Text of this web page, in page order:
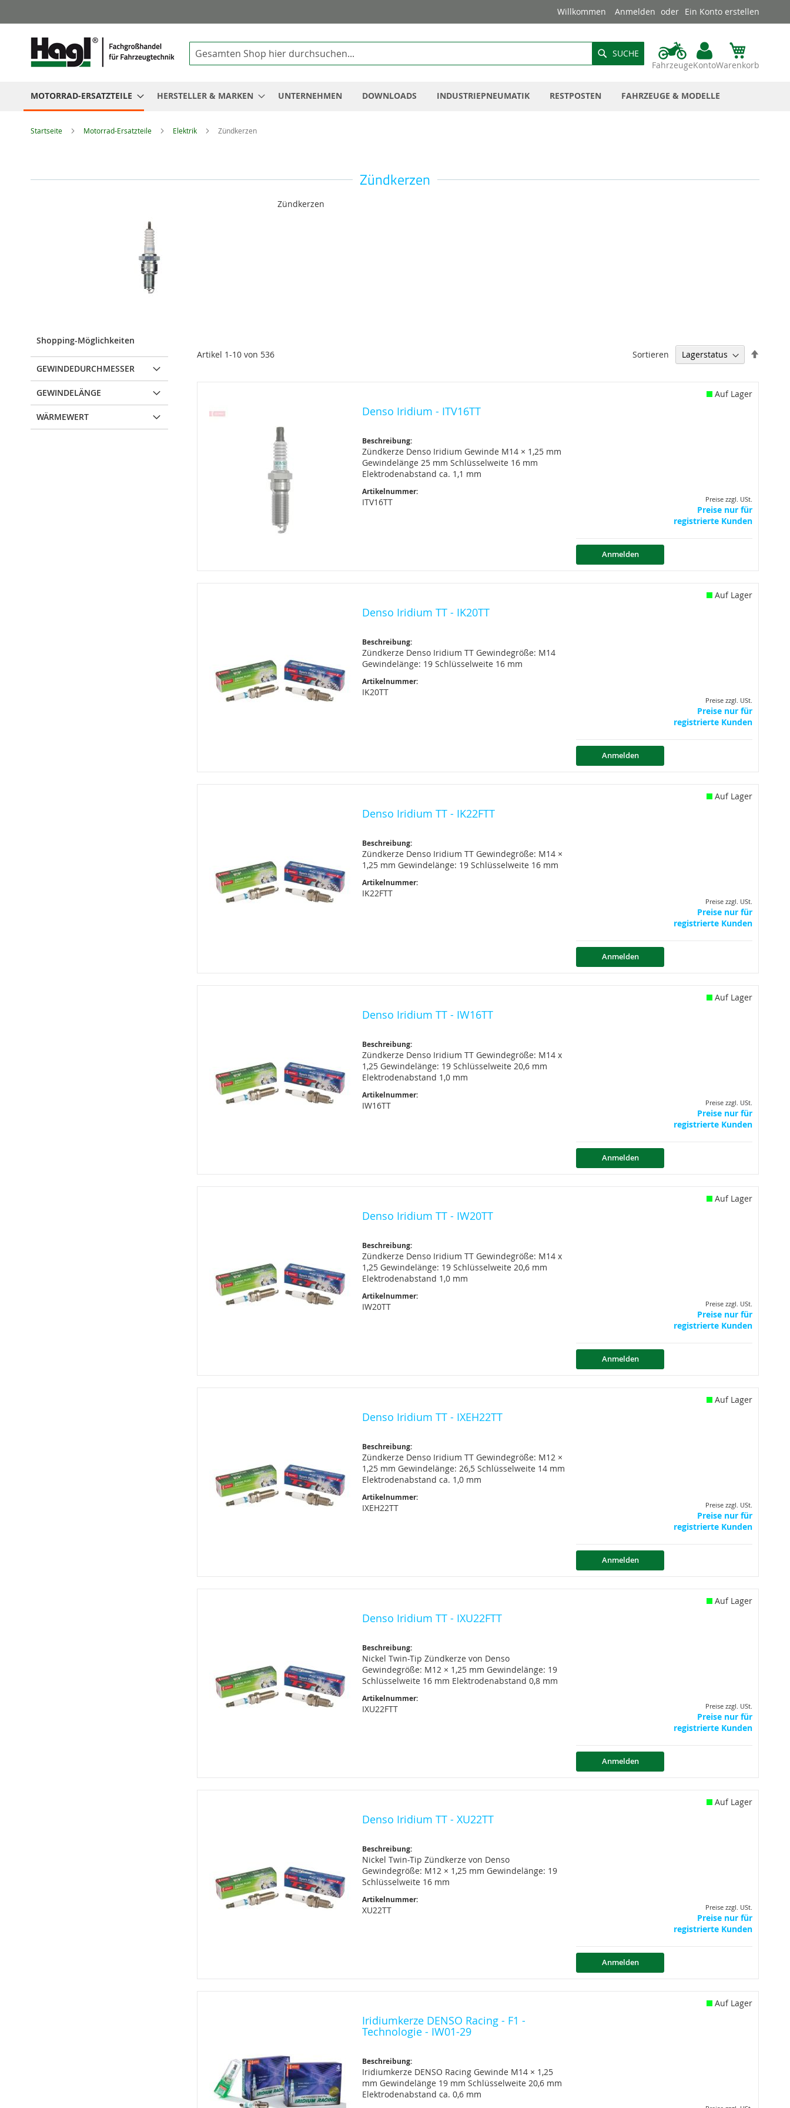
Inhalt
Willkommen Anmelden Ein Konto erstellen
FahrzeugeKontoWarenkorb
SUCHE
MOTORRAD-ERSATZTEILE HERSTELLER & MARKEN UNTERNEHMEN DOWNLOADS INDUSTRIEPNEUMATIK RESTPOSTEN FAHRZEUGE & MODELLE
Startseite Motorrad-Ersatzteile Elektrik Zündkerzen
Zündkerzen
Zündkerzen
Artikel 1-10 von 536 Sortieren
Denso Iridium - ITV16TT
Beschreibung:
Zündkerze Denso Iridium Gewinde M14 × 1,25 mm
Gewindelänge 25 mm Schlüsselweite 16 mm
Elektrodenabstand ca. 1,1 mm
Artikelnummer:
ITV16TT
Auf Lager
Preise zzgl. USt.
Preise nur für
registrierte Kunden
Anmelden
Denso Iridium TT - IK20TT
Beschreibung:
Zündkerze Denso Iridium TT Gewindegröße: M14
Gewindelänge: 19 Schlüsselweite 16 mm
Artikelnummer:
IK20TT
Auf Lager
Preise zzgl. USt.
Preise nur für
registrierte Kunden
Anmelden
Denso Iridium TT - IK22FTT
Beschreibung:
Zündkerze Denso Iridium TT Gewindegröße: M14 ×
1,25 mm Gewindelänge: 19 Schlüsselweite 16 mm
Artikelnummer:
IK22FTT
Auf Lager
Preise zzgl. USt.
Preise nur für
registrierte Kunden
Anmelden
Denso Iridium TT - IW16TT
Beschreibung:
Zündkerze Denso Iridium TT Gewindegröße: M14 x
1,25 Gewindelänge: 19 Schlüsselweite 20,6 mm
Elektrodenabstand 1,0 mm
Artikelnummer:
IW16TT
Auf Lager
Preise zzgl. USt.
Preise nur für
registrierte Kunden
Anmelden
Denso Iridium TT - IW20TT
Beschreibung:
Zündkerze Denso Iridium TT Gewindegröße: M14 x
1,25 Gewindelänge: 19 Schlüsselweite 20,6 mm
Elektrodenabstand 1,0 mm
Artikelnummer:
IW20TT
Auf Lager
Preise zzgl. USt.
Preise nur für
registrierte Kunden
Anmelden
Denso Iridium TT - IXEH22TT
Beschreibung:
Zündkerze Denso Iridium TT Gewindegröße: M12 ×
1,25 mm Gewindelänge: 26,5 Schlüsselweite 14 mm
Elektrodenabstand ca. 1,0 mm
Artikelnummer:
IXEH22TT
Auf Lager
Preise zzgl. USt.
Preise nur für
registrierte Kunden
Anmelden
Denso Iridium TT - IXU22FTT
Beschreibung:
Nickel Twin-Tip Zündkerze von Denso
Gewindegröße: M12 × 1,25 mm Gewindelänge: 19
Schlüsselweite 16 mm Elektrodenabstand 0,8 mm
Artikelnummer:
IXU22FTT
Auf Lager
Preise zzgl. USt.
Preise nur für
registrierte Kunden
Anmelden
Denso Iridium TT - XU22TT
Beschreibung:
Nickel Twin-Tip Zündkerze von Denso
Gewindegröße: M12 × 1,25 mm Gewindelänge: 19
Schlüsselweite 16 mm
Artikelnummer:
XU22TT
Auf Lager
Preise zzgl. USt.
Preise nur für
registrierte Kunden
Anmelden
Iridiumkerze DENSO Racing - F1 -
Technologie - IW01-29
Beschreibung:
Iridiumkerze DENSO Racing Gewinde M14 × 1,25
mm Gewindelänge 19 mm Schlüsselweite 20,6 mm
Elektrodenabstand ca. 0,6 mm
Auf Lager
Shopping-Möglichkeiten
GEWINDEDURCHMESSER
GEWINDELÄNGE
WÄRMEWERT